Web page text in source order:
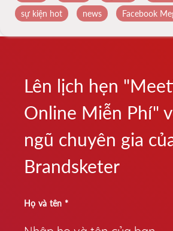
sự kiện hot
news Facebook
Lên lịch hẹn
Online Miễn Phí"
ngũ chuyên gia
Brandsketer
Họ và tên *